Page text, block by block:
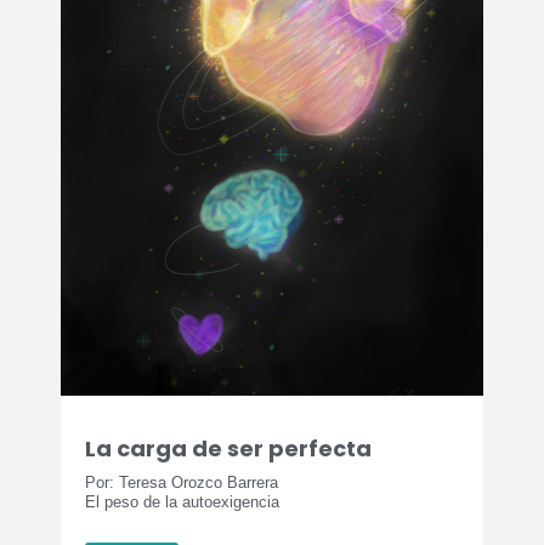
La carga de ser perfecta
Por: Teresa Orozco Barrera
El peso de la autoexigencia